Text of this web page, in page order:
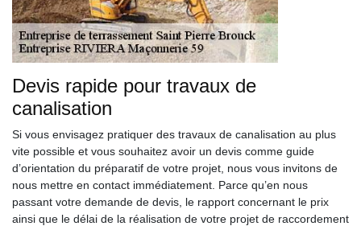
Devis rapide pour travaux de
canalisation
Si vous envisagez pratiquer des travaux de canalisation au plus
vite possible et vous souhaitez avoir un devis comme guide
d’orientation du préparatif de votre projet, nous vous invitons de
nous mettre en contact immédiatement. Parce qu’en nous
passant votre demande de devis, le rapport concernant le prix
ainsi que le délai de la réalisation de votre projet de raccordement